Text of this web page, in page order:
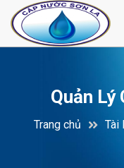
Quản
Trang chủ Tài